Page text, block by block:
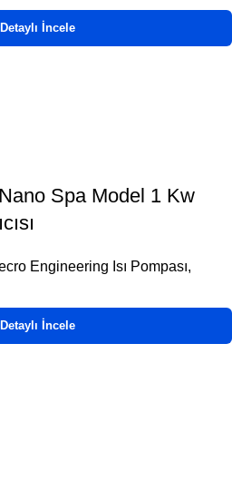
Detaylı İncele
Spa Model 1 Kw
Engineering Isı Pompası,
Detaylı İncele